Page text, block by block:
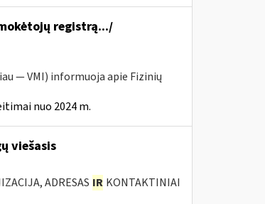
registrą.../
— VMI) informuoja apie Fizinių
nuo 2024 m.
viešasis
ADRESAS IR KONTAKTINIAI